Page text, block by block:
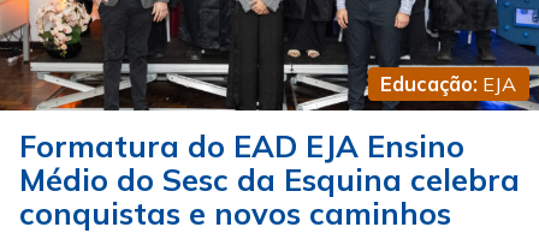
Educação: EJA
Formatura do EAD EJA Ensino
Médio do Sesc da Esquina celebra
conquistas e novos caminhos